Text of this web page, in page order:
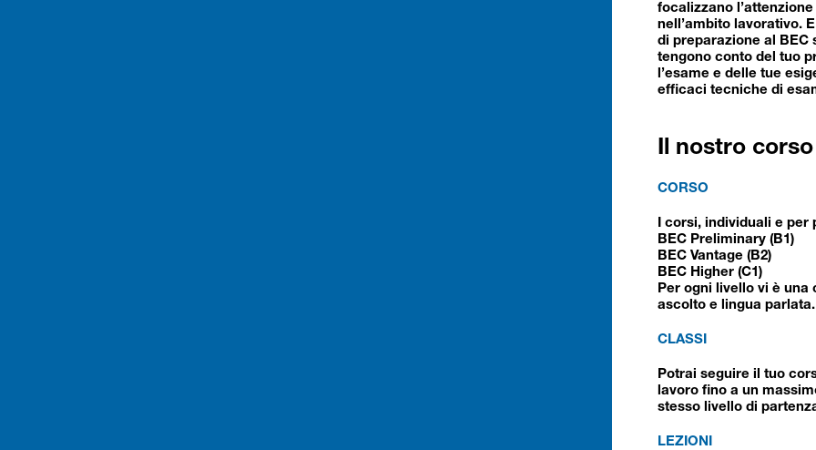
focalizzano
nell’ambito lavorativo.
di preparazione al BEC
tengono conto del tuo
l’esame e delle tue
efficaci tecniche di
Il nostro
CORSO
I corsi, individuali e
BEC Preliminary (B1)
BEC Vantage (B2)
BEC Higher (C1)
Per ogni livello vi è
ascolto e lingua parlata.
CLASSI
Potrai seguire il tuo
lavoro fino a un
stesso livello di
LEZIONI